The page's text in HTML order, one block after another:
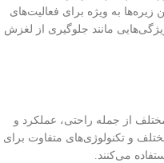
زیره‌ها به ویژه برای فعالیت‌های
مانند جلوگیری از لغزش
از جمله راحتی، عملکرد و
و تکنولوژی‌های متفاوت برای
می‌کنند.